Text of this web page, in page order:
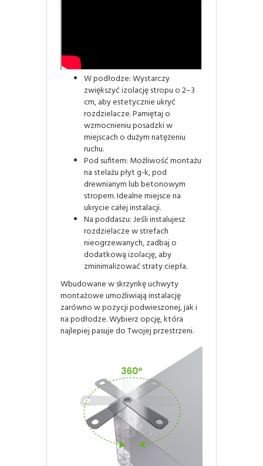
konfiguracjach:
W podłodze: Wystarczy
zwiększyć izolację stropu o 2–3
cm, aby estetycznie ukryć
rozdzielacze. Pamiętaj o
wzmocnieniu posadzki w
miejscach o dużym natężeniu
ruchu.
Pod sufitem: Możliwość montażu
na stelażu płyt g-k, pod
drewnianym lub betonowym
stropem. Idealne miejsce na
ukrycie całej instalacji.
Na poddaszu: Jeśli instalujesz
rozdzielacze w strefach
nieogrzewanych, zadbaj o
dodatkową izolację, aby
zminimalizować straty ciepła.
Wbudowane w skrzynkę uchwyty
montażowe umożliwiają instalację
zarówno w pozycji podwieszonej, jak i
na podłodze. Wybierz opcję, która
najlepiej pasuje do Twojej przestrzeni.